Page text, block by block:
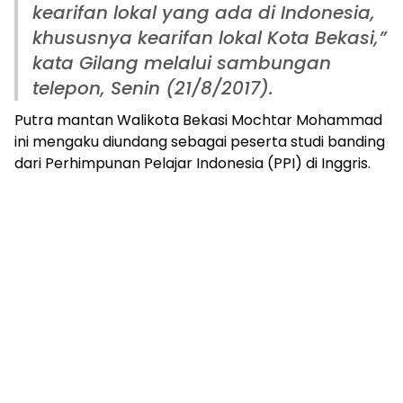
kearifan lokal yang ada di Indonesia,
khususnya kearifan lokal Kota Bekasi,”
kata Gilang melalui sambungan
telepon, Senin (21/8/2017).
Putra mantan Walikota Bekasi Mochtar Mohammad
ini mengaku diundang sebagai peserta studi banding
dari Perhimpunan Pelajar Indonesia (PPI) di Inggris.